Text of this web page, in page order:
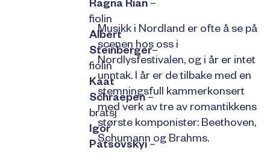
Ragna Rian–
fiolin
Albert
Steinberger–
fiolin
Kaat
Schraepen–
bratsj
Igor
Patsovskyi–
Musikk i Nordland er ofte å se på
scenen hos oss i
Nordlysfestivalen, og i år er intet
unntak. I år er de tilbake med en
stemningsfull kammerkonsert
med verk av tre av romantikkens
største komponister: Beethoven,
Schumann og Brahms.